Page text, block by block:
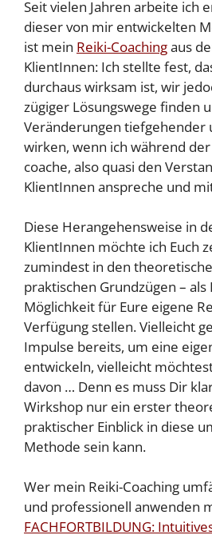
Seit vielen Jahren arbeite ich
dieser von mir entwickelten
ist mein Reiki-Coachingaus
KlientInnen: Ich stellte fest,
durchaus wirksam ist, wir
zügiger Lösungswege finden
Veränderungen tiefgehender
wirken, wenn ich während
coache, also quasi den
KlientInnen anspreche und
Diese Herangehensweise in
KlientInnen möchte ich Euch
zumindest in den
praktischen Grundzügen – als
Möglichkeit für Eure eigene
Verfügung stellen. Vielleicht
Impulse bereits, um eine
entwickeln, vielleicht
davon … Denn es muss Dir
Wirkshop nur ein erster
praktischer Einblick in diese
Methode sein kann.
Wer mein Reiki-Coaching
und professionell anwenden
FACHFORTBILDUNG: